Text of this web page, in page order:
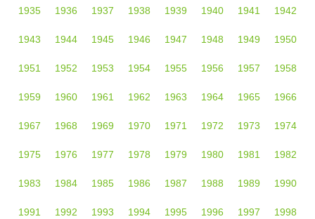
1935 1936 1937 1938 1939 1940 1941 1942
1943 1944 1945 1946 1947 1948 1949 1950
1951 1952 1953 1954 1955 1956 1957 1958
1959 1960 1961 1962 1963 1964 1965 1966
1967 1968 1969 1970 1971 1972 1973 1974
1975 1976 1977 1978 1979 1980 1981 1982
1983 1984 1985 1986 1987 1988 1989 1990
1991 1992 1993 1994 1995 1996 1997 1998